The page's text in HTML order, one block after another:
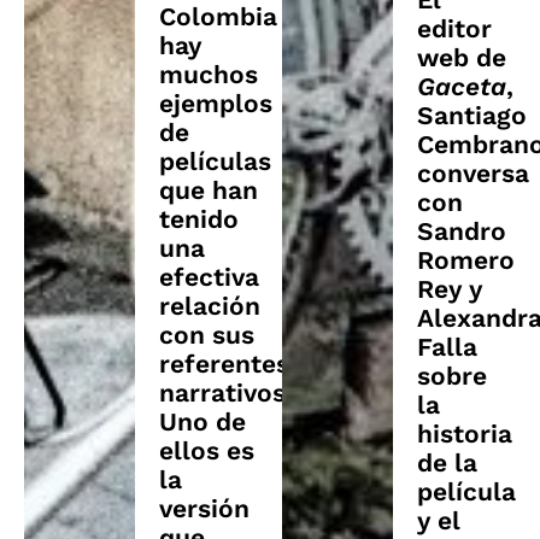
Colombia
hay
muchos
ejemplos
de
películas
que han
tenido
una
efectiva
relación
con sus
referentes
narrativos.
Uno de
ellos es
la
versión
editor
web de
Gaceta,
Santiago
conversa
con
Sandro
Romero
Rey y
Falla
sobre
la
historia
de la
película
y el